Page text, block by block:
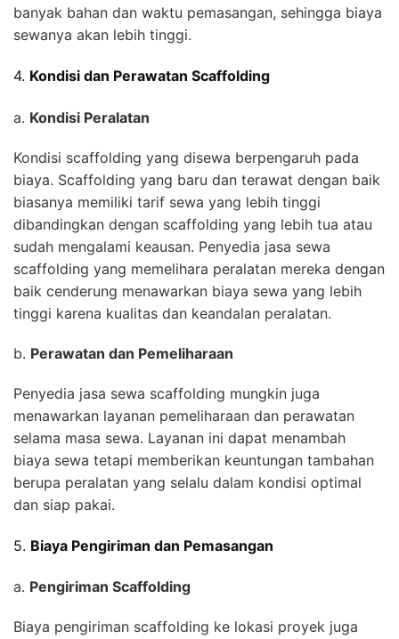
banyak bahan dan waktu pemasangan, sehingga biaya
sewanya akan lebih tinggi.
4. Kondisi dan Perawatan Scaffolding
a. Kondisi Peralatan
Kondisi scaffolding yang disewa berpengaruh pada
biaya. Scaffolding yang baru dan terawat dengan baik
biasanya memiliki tarif sewa yang lebih tinggi
dibandingkan dengan scaffolding yang lebih tua atau
sudah mengalami keausan. Penyedia jasa sewa
scaffolding yang memelihara peralatan mereka dengan
baik cenderung menawarkan biaya sewa yang lebih
tinggi karena kualitas dan keandalan peralatan.
b. Perawatan dan Pemeliharaan
Penyedia jasa sewa scaffolding mungkin juga
menawarkan layanan pemeliharaan dan perawatan
selama masa sewa. Layanan ini dapat menambah
biaya sewa tetapi memberikan keuntungan tambahan
berupa peralatan yang selalu dalam kondisi optimal
dan siap pakai.
5. Biaya Pengiriman dan Pemasangan
a. Pengiriman Scaffolding
Biaya pengiriman scaffolding ke lokasi proyek juga